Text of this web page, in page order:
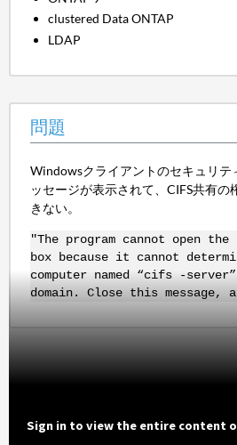
clustered Data ONTAP
LDAP
問題
Windowsクライアントのセキュリテ
ッセージが表示されて、CIFS共有
きない。
"The program cannot open
box because it cannot
computer named “cifs -
domain. Close this message,
Sign in to view the entire content